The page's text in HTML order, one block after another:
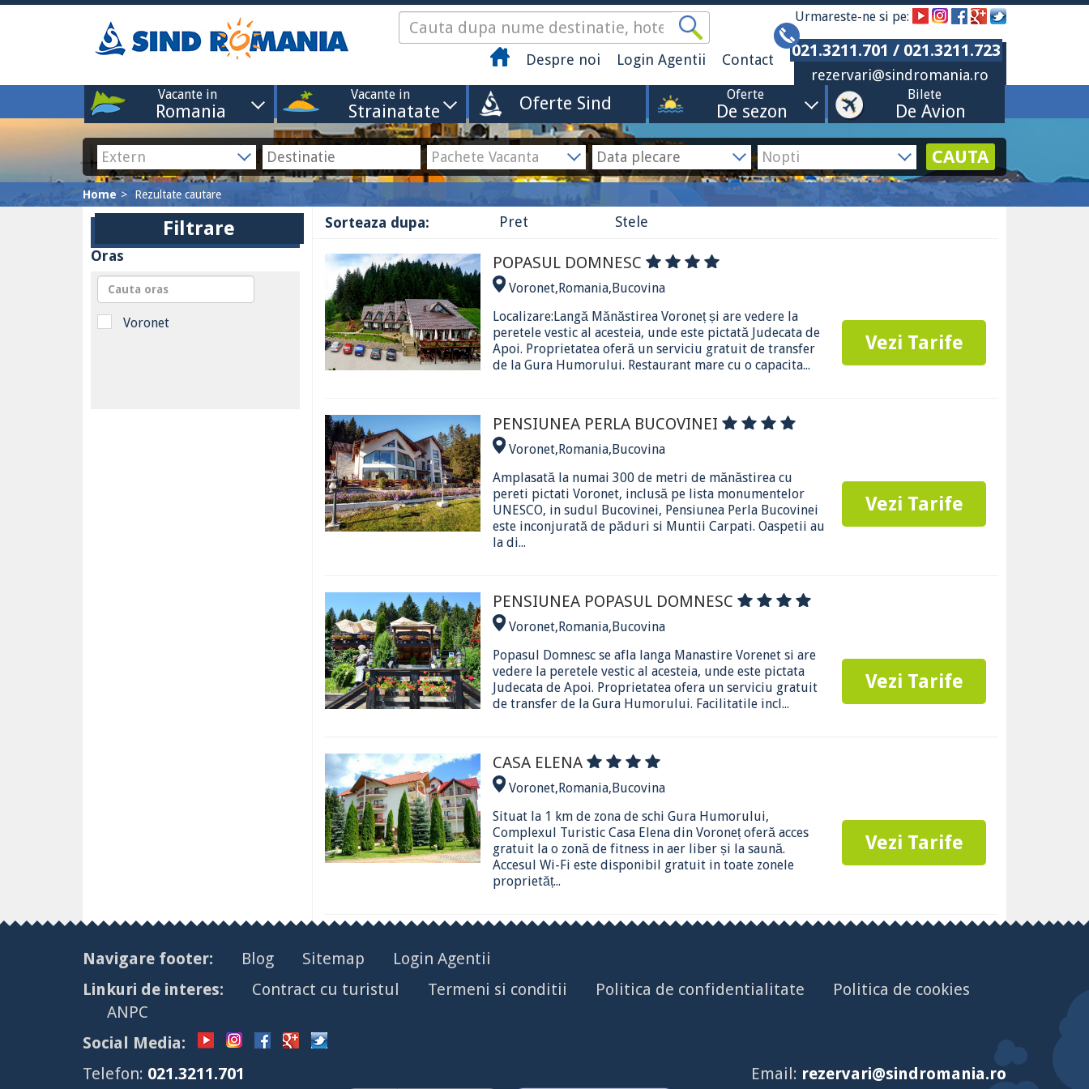
Despre noi Login Agentii Contact
Urmareste-ne si pe:
021.3211.701 / 021.3211.723
rezervari@sindromania.ro
Vacante in
Romania
Vacante in
Strainatate Oferte Sind Oferte
De sezon
Bilete
De Avion
CAUTA
Home Rezultate cautare
Filtrare
Oras
Voronet
Sorteaza dupa: Pret Stele
POPASUL DOMNESC
Voronet,Romania,Bucovina
Localizare:Langă Mănăstirea Voroneț și are vedere la
peretele vestic al acesteia, unde este pictată Judecata de
Apoi. Proprietatea oferă un serviciu gratuit de transfer
de la Gura Humorului. Restaurant mare cu o capacita...
Vezi Tarife
PENSIUNEA PERLA BUCOVINEI
Voronet,Romania,Bucovina
Amplasată la numai 300 de metri de mănăstirea cu
pereti pictati Voronet, inclusă pe lista monumentelor
UNESCO, in sudul Bucovinei, Pensiunea Perla Bucovinei
este inconjurată de păduri si Muntii Carpati. Oaspetii au
la di...
Vezi Tarife
PENSIUNEA POPASUL DOMNESC
Voronet,Romania,Bucovina
Popasul Domnesc se afla langa Manastire Vorenet si are
vedere la peretele vestic al acesteia, unde este pictata
Judecata de Apoi. Proprietatea ofera un serviciu gratuit
de transfer de la Gura Humorului. Facilitatile incl...
Vezi Tarife
CASA ELENA
Voronet,Romania,Bucovina
Situat la 1 km de zona de schi Gura Humorului,
Complexul Turistic Casa Elena din Voroneț oferă acces
gratuit la o zonă de fitness in aer liber și la saună.
Accesul Wi-Fi este disponibil gratuit in toate zonele
proprietăț...
Vezi Tarife
Navigare footer: Blog Sitemap
Login Agentii
Linkuri de interes:
Contract cu turistul Termeni si conditii Politica de confidentialitate
Politica de cookies
ANPC
Social Media:
Telefon: 021.3211.701 Email: rezervari@sindromania.ro